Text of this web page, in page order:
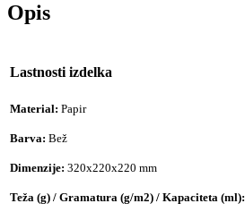
Opis
Lastnosti izdelka
Material: Papir
Barva: Bež
Dimenzije: 320x220x220 mm
Teža (g) / Gramatura (g/m2) / Kapaciteta (ml):